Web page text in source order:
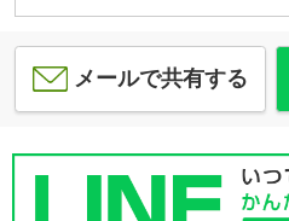
メールで共有する